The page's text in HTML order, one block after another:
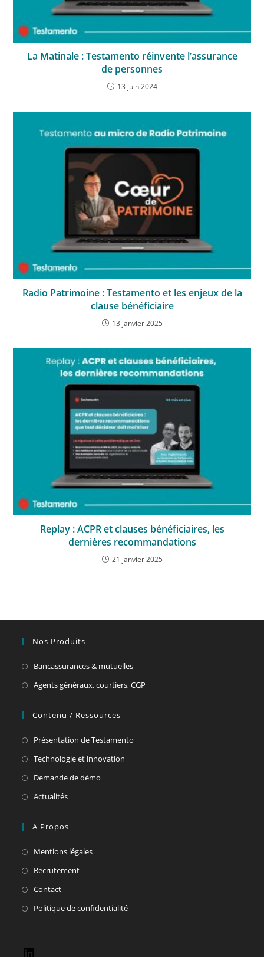
La Matinale : Testamento réinvente l’assurance
de personnes
13 juin 2024
Radio Patrimoine : Testamento et les enjeux de la
clause bénéficiaire
13 janvier 2025
Replay : ACPR et clauses bénéficiaires, les
dernières recommandations
21 janvier 2025
Nos Produits
Bancassurances & mutuelles
Agents généraux, courtiers, CGP
Contenu / Ressources
Présentation de Testamento
Technologie et innovation
Demande de démo
Actualités
A Propos
Mentions légales
Recrutement
Contact
Politique de confidentialité